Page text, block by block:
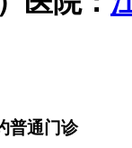
普通门诊